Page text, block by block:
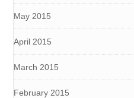
May 2015
April 2015
March 2015
February 2015